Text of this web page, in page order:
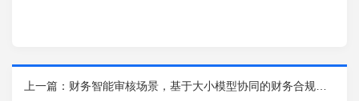
上一篇： 财务智能审核场景，基于大小模型协同的财务合规审